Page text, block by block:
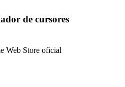
de cursores
Web Store oficial